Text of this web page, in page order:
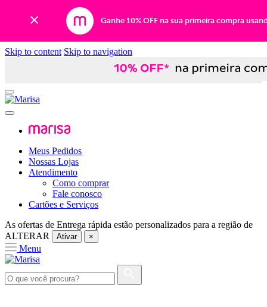
Ganhe 10% OFF na sua primeira compra
Skip to content Skip to navigation
Meus Pedidos
Nossas Lojas
Atendimento
Como comprar
Fale conosco
Cartões e Serviços
As ofertas de Entrega rápida estão personalizados para a região de
ALTERAR
Ativar ×
Menu